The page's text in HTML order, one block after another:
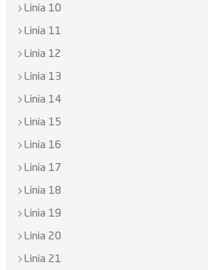
Linia 10
Linia 11
Linia 12
Linia 13
Linia 14
Linia 15
Linia 16
Linia 17
Linia 18
Linia 19
Linia 20
Linia 21